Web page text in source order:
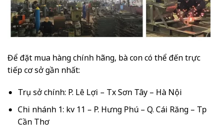
Để đặt mua hàng chính hãng, bà con có thể đến trực
tiếp cơ sở gần nhất:
Trụ sở chính: P. Lê Lợi – Tx Sơn Tây – Hà Nội
Chi nhánh 1: kv 11 – P. Hưng Phú – Q. Cái Răng – Tp
Cần Thơ